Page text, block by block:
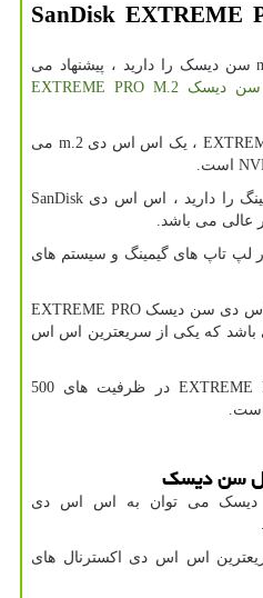
SanDisk EXTREME
سن دیسک را دارید ، پیشنهاد می
دیسک EXTREME PRO M.2
، یک اس اس دی m.2 می
است.
را دارید ، اس اس دی SanDisk
عالی می باشد.
لپ تاپ های گیمینگ و سیستم های
اس دی سن دیسکEXTREME PRO
ثانیه می باشد که یکی از سریعترین اس اس
EXTREME
در ظرفیت های 500
سن دیسک
دیسک می توان به اس اس دی
اس اس دی اکسترنال های